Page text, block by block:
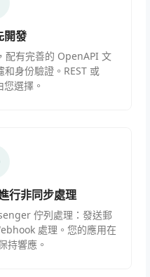
開發
配有完善的 OpenAPI 文
身份驗證。REST 或
選擇。
行非同步處理
佇列處理：發送郵
處理。您的應用在
持響應。